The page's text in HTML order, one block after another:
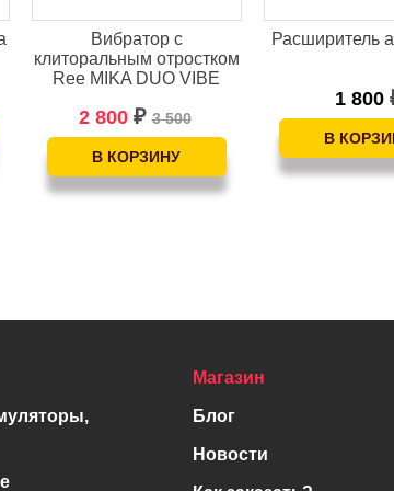
Вибратор с
клиторальным отростком
Ree MIKA DUO VIBE
2 800 ₽ 3 500
Расширитель
1 800
Магазин
Блог
Новости